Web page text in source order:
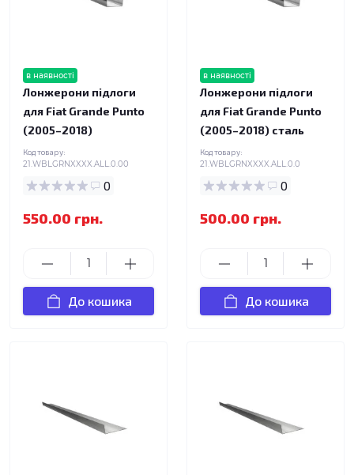
в наявності
Лонжерони підлоги
для Fiat Grande Punto
(2005–2018)
Код товару:
21.WBLGRNXXXX.ALL.0.00
0
550.00 грн.
До кошика
в наявності
Лонжерони підлоги
для Fiat Grande Punto
(2005–2018) сталь
Код товару:
21.WBLGRNXXXX.ALL.0.0
0
500.00 грн.
До кошика